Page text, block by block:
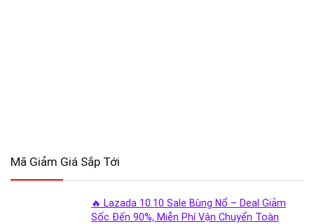
Mã Giảm Giá Sắp Tới
🔥 Lazada 10.10 Sale Bùng Nổ – Deal Giảm
Sốc Đến 90%, Miễn Phí Vận Chuyển Toàn